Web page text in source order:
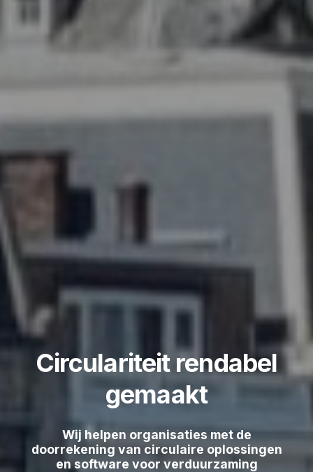
Circulariteit rendabel
gemaakt
Wij helpen organisaties met de
doorrekening van circulaire oplossingen
en software voor verduurzaming